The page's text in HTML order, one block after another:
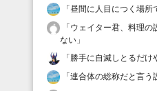
「昼間に人目につく場所
「ウェイター君、料理の
ない 」
「勝手に自滅しとるだけ
「連合体の総称だと言う